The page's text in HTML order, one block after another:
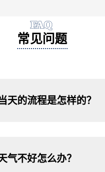
FAQ
常见问题
天的流程是怎样的？
气不好怎么办？